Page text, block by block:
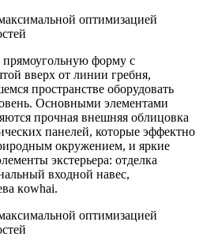
форму с
вверх от линии гребня,
пространстве оборудовать
Основными элементами
прочная внешняя облицовка
панелей, которые эффектно
окружением, и яркие
экстерьера: отделка
входной навес,
кowhai.